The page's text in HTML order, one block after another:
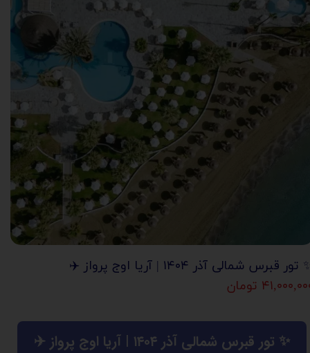
تور قبرس شمالی آذر ۱۴۰۴ | آریا اوج پرواز ✈️
تومان
✨ تور قبرس شمالی آذر ۱۴۰۴ | آریا اوج پرواز ✈️